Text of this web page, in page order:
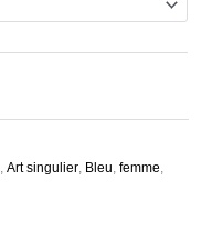
,Art singulier, Bleu,femme,